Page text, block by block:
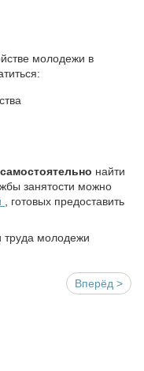
молодежи в
самостоятельно найти
занятости можно
, готовых предоставить
труда молодежи
Вперёд >